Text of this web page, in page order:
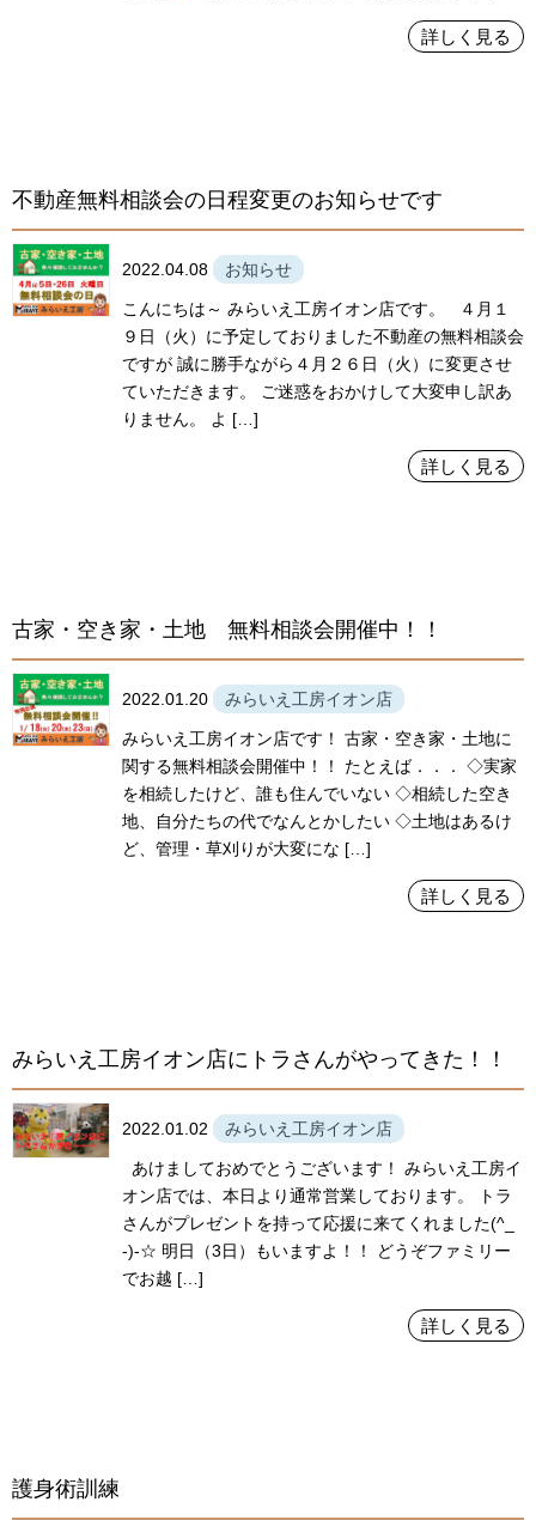
詳しく見る
不動産無料相談会の日程変更のお知らせです
2022.04.08 お知らせ
こんにちは～ みらいえ工房イオン店です。 ４月１
９日（火）に予定しておりました不動産の無料相談会
ですが 誠に勝手ながら４月２６日（火）に変更させ
ていただきます。 ご迷惑をおかけして大変申し訳あ
りません。 よ […]
詳しく見る
古家・空き家・土地 無料相談会開催中！！
2022.01.20 みらいえ工房イオン店
みらいえ工房イオン店です！ 古家・空き家・土地に
関する無料相談会開催中！！ たとえば．．． ◇実家
を相続したけど、誰も住んでいない ◇相続した空き
地、自分たちの代でなんとかしたい ◇土地はあるけ
ど、管理・草刈りが大変にな […]
詳しく見る
みらいえ工房イオン店にトラさんがやってきた！！
2022.01.02 みらいえ工房イオン店
あけましておめでとうございます！ みらいえ工房イ
オン店では、本日より通常営業しております。 トラ
さんがプレゼントを持って応援に来てくれました(^_
-)-☆ 明日（3日）もいますよ！！ どうぞファミリー
でお越 […]
詳しく見る
護身術訓練